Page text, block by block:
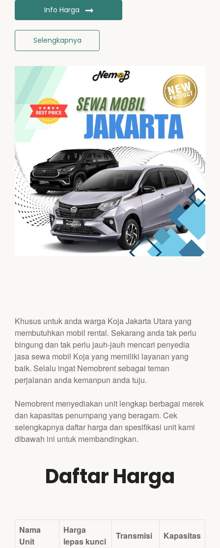
Info Harga
Selengkapnya
Khusus untuk anda warga Koja Jakarta Utara yang
membutuhkan mobil rental. Sekarang anda tak perlu
bingung dan tak perlu jauh-jauh mencari penyedia
jasa sewa mobil Koja yang memiliki layanan yang
baik. Selalu ingat Nemobrent sebagai teman
perjalanan anda kemanpun anda tuju.
Nemobrent menyediakan unit lengkap berbagai merek
dan kapasitas penumpang yang beragam. Cek
selengkapnya daftar harga dan spesifikasi unit kami
dibawah ini untuk membandingkan.
Daftar Harga
Nama
Unit
Harga
lepas kunci
Transmisi Kapasitas